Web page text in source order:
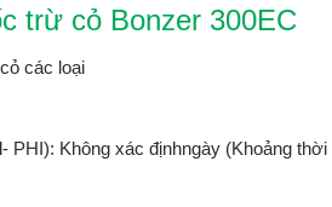
trừ cỏ Bonzer 300EC
các loại
PHI): Không xác địnhngày (Khoảng